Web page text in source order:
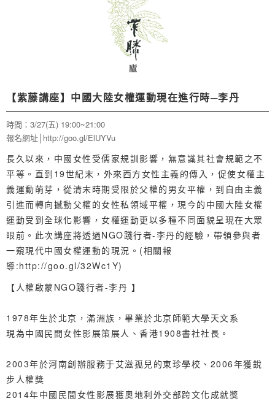
【紫藤講座】中國大陸女權運動現在進行時─李丹
時間：3/27(五) 19:00~21:00
報名網址│http://goo.gl/ElUYVu
長久以來，中國女性受儒家規訓影響，無意識其社會規範之不
平等。直到19世紀末，外來西方女性主義的傳入，促使女權主
義運動萌芽，從清末時期受限於父權的男女平權，到自由主義
引進而轉向撼動父權的女性私領域平權，現今的中國大陸女權
運動受到全球化影響，女權運動更以多種不同面貌呈現在大眾
眼前。此次講座將透過NGO踐行者-李丹的經驗，帶領參與者
一窺現代中國女權運動的現況。(相關報
導:http://goo.gl/32Wc1Y)
【人權啟蒙NGO踐行者-李丹 】
1978年生於北京，滿洲族，畢業於北京師範大學天文系
現為中國民間女性影展策展人、香港1908書社社長。
2003年於河南創辦服務于艾滋孤兒的東珍學校、2006年獲銳
步人權獎
2014年中國民間女性影展獲奧地利外交部跨文化成就獎